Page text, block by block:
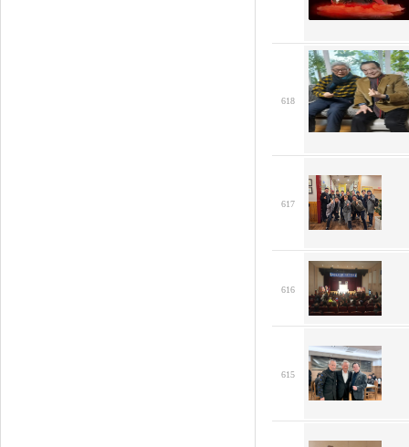
618
617
616
615